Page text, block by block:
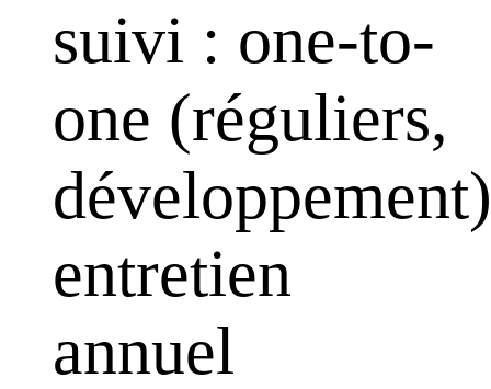
suivi : one-to-
one (réguliers,
entretien
annuel